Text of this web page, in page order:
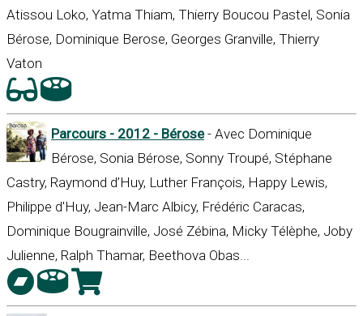
Atissou Loko, Yatma Thiam, Thierry Boucou Pastel, Sonia
Bérose, Dominique Berose, Georges Granville, Thierry
Vaton
Parcours - 2012 - Bérose- Avec Dominique
Bérose, Sonia Bérose, Sonny Troupé, Stéphane
Castry, Raymond d’Huy, Luther François, Happy Lewis,
Philippe d'Huy, Jean-Marc Albicy, Frédéric Caracas,
Dominique Bougrainville, José Zébina, Micky Télèphe, Joby
Julienne, Ralph Thamar, Beethova Obas...